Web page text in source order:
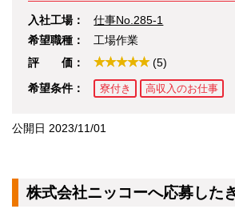
大阪府
兵庫県
和歌山県
関東エリア
群馬県
神奈川県
入社工場：
仕事No.285-1
希望職種：
工場作業
評 価：
(5)
希望条件：
寮付き 高収入のお仕事
公開日 2023/11/01
株式会社ニッコーへ応募した